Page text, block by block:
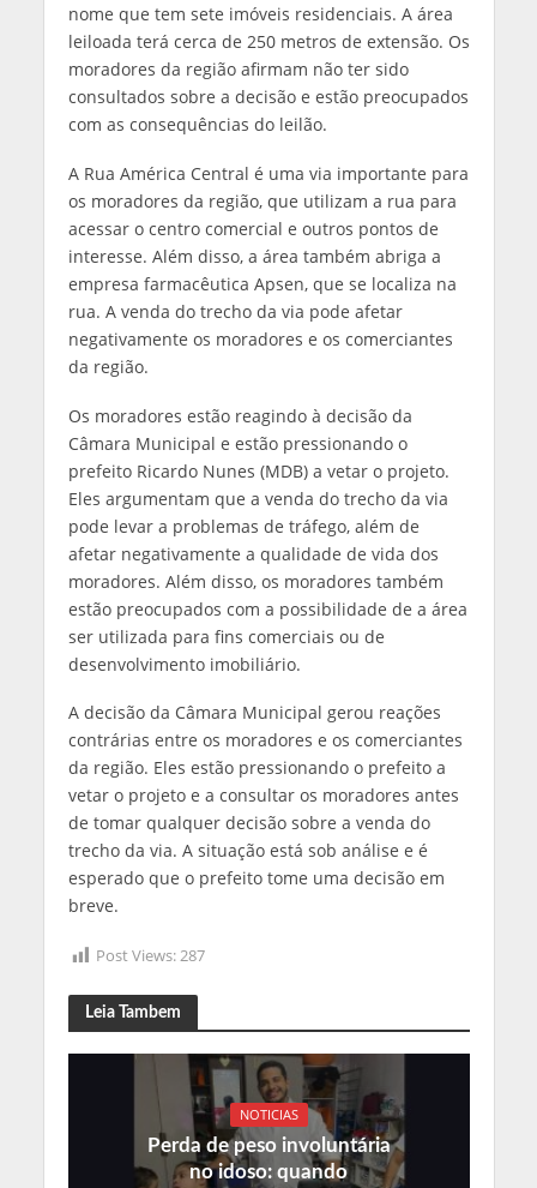
nome que tem sete imóveis residenciais. A área
leiloada terá cerca de 250 metros de extensão. Os
moradores da região afirmam não ter sido
consultados sobre a decisão e estão preocupados
com as consequências do leilão.
A Rua América Central é uma via importante para
os moradores da região, que utilizam a rua para
acessar o centro comercial e outros pontos de
interesse. Além disso, a área também abriga a
empresa farmacêutica Apsen, que se localiza na
rua. A venda do trecho da via pode afetar
negativamente os moradores e os comerciantes
da região.
Os moradores estão reagindo à decisão da
Câmara Municipal e estão pressionando o
prefeito Ricardo Nunes (MDB) a vetar o projeto.
Eles argumentam que a venda do trecho da via
pode levar a problemas de tráfego, além de
afetar negativamente a qualidade de vida dos
moradores. Além disso, os moradores também
estão preocupados com a possibilidade de a área
ser utilizada para fins comerciais ou de
desenvolvimento imobiliário.
A decisão da Câmara Municipal gerou reações
contrárias entre os moradores e os comerciantes
da região. Eles estão pressionando o prefeito a
vetar o projeto e a consultar os moradores antes
de tomar qualquer decisão sobre a venda do
trecho da via. A situação está sob análise e é
esperado que o prefeito tome uma decisão em
breve.
Post Views: 287
Leia Tambem
NOTICIAS
Perda de peso involuntária
no idoso: quando